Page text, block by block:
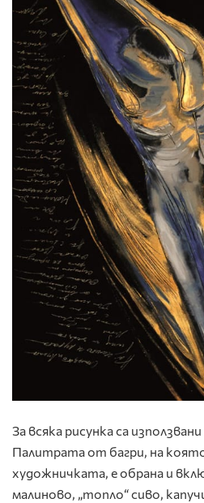
За всяка рисунка са използвани
Палитрата от багри, на
художничката, е обрана и
малиново, „топло“ сиво,